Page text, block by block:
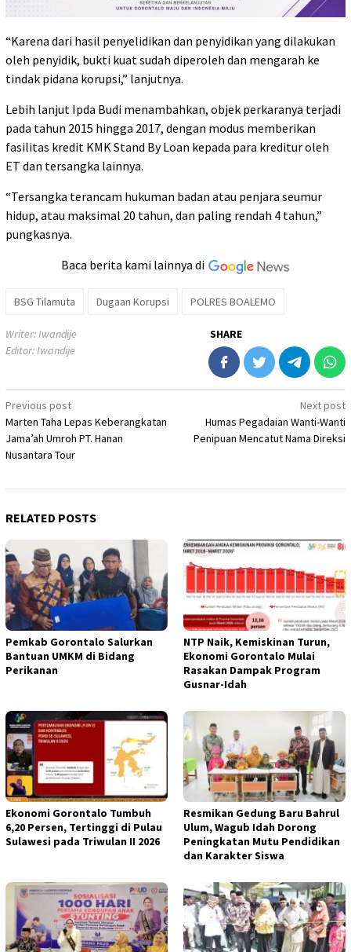
“Karena dari hasil penyelidikan dan penyidikan yang dilakukan
oleh penyidik, bukti kuat sudah diperoleh dan mengarah ke
tindak pidana korupsi,” lanjutnya.
Lebih lanjut Ipda Budi menambahkan, objek perkaranya terjadi
pada tahun 2015 hingga 2017, dengan modus memberikan
fasilitas kredit KMK Stand By Loan kepada para kreditur oleh
ET dan tersangka lainnya.
“Tersangka terancam hukuman badan atau penjara seumur
hidup, atau maksimal 20 tahun, dan paling rendah 4 tahun,”
pungkasnya.
Baca berita kami lainnya di
BSG Tilamuta Dugaan Korupsi POLRES BOALEMO
Writer: Iwandije
Editor: Iwandije
SHARE
Post
navigation
Previous post
Marten Taha Lepas Keberangkatan
Jama’ah Umroh PT. Hanan
Nusantara Tour
Next post
Humas Pegadaian Wanti-Wanti
Penipuan Mencatut Nama Direksi
RELATED POSTS
Pemkab Gorontalo Salurkan
Bantuan UMKM di Bidang
Perikanan
NTP Naik, Kemiskinan Turun,
Ekonomi Gorontalo Mulai
Rasakan Dampak Program
Gusnar-Idah
Ekonomi Gorontalo Tumbuh
6,20 Persen, Tertinggi di Pulau
Sulawesi pada Triwulan II 2026
Resmikan Gedung Baru Bahrul
Ulum, Wagub Idah Dorong
Peningkatan Mutu Pendidikan
dan Karakter Siswa